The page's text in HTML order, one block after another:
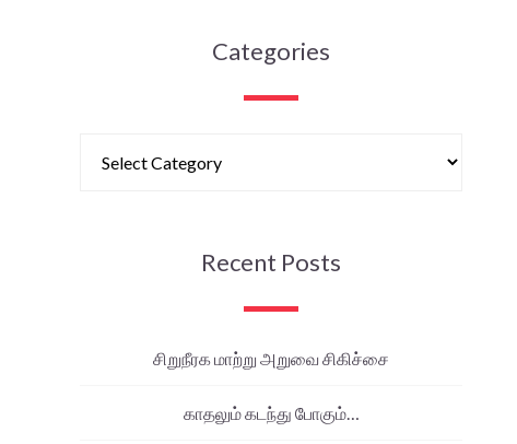
Categories
Recent Posts
சிறுநீரக மாற்று அறுவை சிகிச்சை
காதலும் கடந்து போகும்…